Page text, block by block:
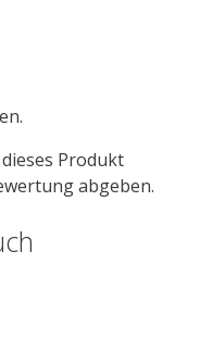
Produkt
abgeben.